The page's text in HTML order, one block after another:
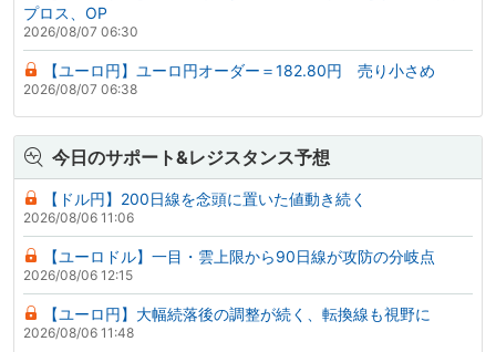
プロス、OP
2026/08/07 06:30
【ユーロ円】ユーロ円オーダー＝182.80円 売り小さめ
2026/08/07 06:38
今日のサポート&レジスタンス予想
【ドル円】200日線を念頭に置いた値動き続く
2026/08/06 11:06
【ユーロドル】一目・雲上限から90日線が攻防の分岐点
2026/08/06 12:15
【ユーロ円】大幅続落後の調整が続く、転換線も視野に
2026/08/06 11:48